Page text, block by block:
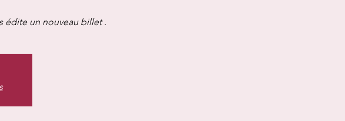
édite un nouveau billet .